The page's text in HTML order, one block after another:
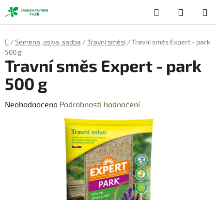
Přejít
na
obsah
Hledat
KOŠÍK
Domů
/Semena, osiva, sadba /Travní směsi /Travní směs Expert - park
500 g
Travní směs Expert - park
500 g
Průměrné
Neohodnoceno Podrobnosti hodnocení